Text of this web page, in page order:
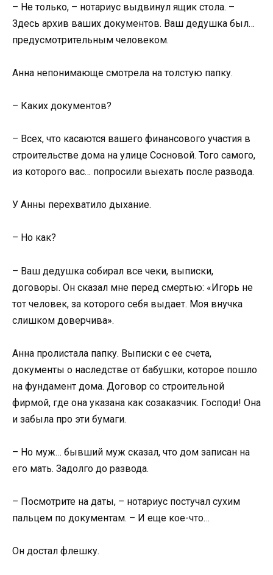
– Не только, – нотариус выдвинул ящик стола. –
Здесь архив ваших документов. Ваш дедушка был…
предусмотрительным человеком.
Анна непонимающе смотрела на толстую папку.
– Каких документов?
– Всех, что касаются вашего финансового участия в
строительстве дома на улице Сосновой. Того самого,
из которого вас… попросили выехать после развода.
У Анны перехватило дыхание.
– Но как?
– Ваш дедушка собирал все чеки, выписки,
договоры. Он сказал мне перед смертью: «Игорь не
тот человек, за которого себя выдает. Моя внучка
слишком доверчива».
Анна пролистала папку. Выписки с ее счета,
документы о наследстве от бабушки, которое пошло
на фундамент дома. Договор со строительной
фирмой, где она указана как созаказчик. Господи! Она
и забыла про эти бумаги.
– Но муж… бывший муж сказал, что дом записан на
его мать. Задолго до развода.
– Посмотрите на даты, – нотариус постучал сухим
пальцем по документам. – И еще кое-что…
Он достал флешку.